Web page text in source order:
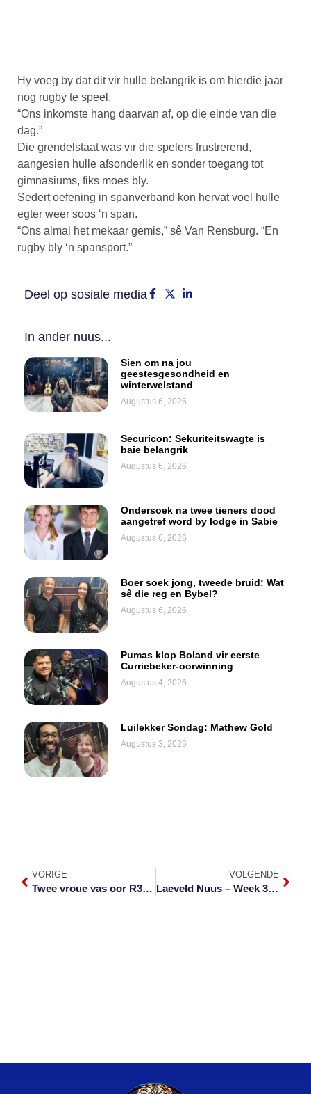
Hy voeg by dat dit vir hulle belangrik is om hierdie jaar
nog rugby te speel.
“Ons inkomste hang daarvan af, op die einde van die
dag.”
Die grendelstaat was vir die spelers frustrerend,
aangesien hulle afsonderlik en sonder toegang tot
gimnasiums, fiks moes bly.
Sedert oefening in spanverband kon hervat voel hulle
egter weer soos ‘n span.
“Ons almal het mekaar gemis,” sê Van Rensburg. “En
rugby bly ‘n spansport.”
Deel op sosiale media
In ander nuus...
Sien om na jou
geestesgesondheid en
winterwelstand
Augustus 6, 2026
Securicon: Sekuriteitswagte is
baie belangrik
Augustus 6, 2026
Ondersoek na twee tieners dood
aangetref word by lodge in Sabie
Augustus 6, 2026
Boer soek jong, tweede bruid: Wat
sê die reg en Bybel?
Augustus 6, 2026
Pumas klop Boland vir eerste
Curriebeker-oorwinning
Augustus 4, 2026
Luilekker Sondag: Mathew Gold
Augustus 3, 2026
VORIGE
Twee vroue vas oor R3 miljoen se steroïede
VOLGENDE
Laeveld Nuus – Week 32 van 2020